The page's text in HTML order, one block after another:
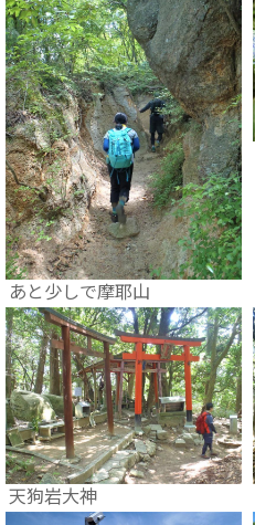
あと少しで摩耶山
天狗岩大神